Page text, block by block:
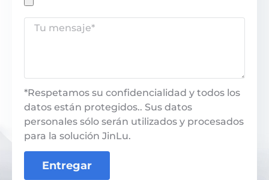
*Respetamos su confidencialidad y todos los
datos están protegidos.. Sus datos
personales sólo serán utilizados y procesados
​​para la solución JinLu.
Entregar